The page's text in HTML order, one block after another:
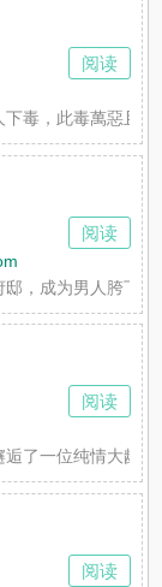
下毒，此毒萬惡且
阅读
，成为男人胯下
阅读
逅了一位纯情大
阅读
阅读